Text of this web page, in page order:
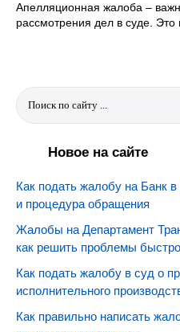
Апелляционная жалоба –
рассмотрения дел в суде. Это
Новое на сайте
Как подать жалобу на Банк
и процедура обращения
Жалобы на Департамент
как решить проблемы
Как подать жалобу в суд о
исполнительного
Как правильно написать